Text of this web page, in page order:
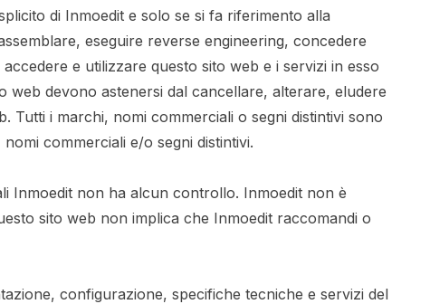
di Inmoedit e solo se si fa riferimento alla
eseguire reverse engineering, concedere
e utilizzare questo sito web e i servizi in esso
devono astenersi dal cancellare, alterare, eludere
Tutti i marchi, nomi commerciali o segni distintivi sono
commerciali e/o segni distintivi.
Inmoedit non ha alcun controllo. Inmoedit non è
sito web non implica che Inmoedit raccomandi o
configurazione, specifiche tecniche e servizi del